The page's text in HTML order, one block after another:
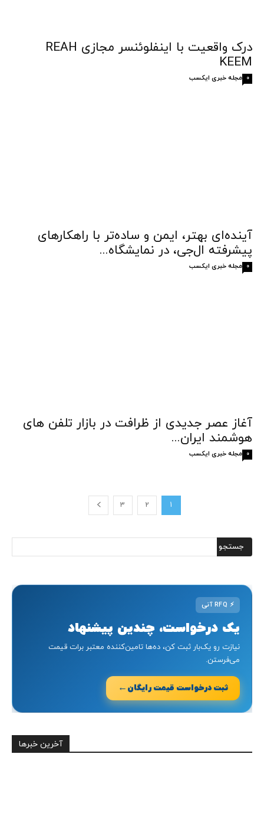
درک واقعیت با اینفلوئنسر مجازی REAH
KEEM
مجله خبری ایکسب 0
آینده‌ای بهتر، ایمن و ساده‌تر با راهکارهای
پیشرفته ال‌جی، در نمایشگاه...
مجله خبری ایکسب 0
آغاز عصر جدیدی از ظرافت در بازار تلفن های
هوشمند ایران...
مجله خبری ایکسب 0
1
2
3
⚡
یک درخواست، چندین پیشنهاد
نیازت رو یک‌بار ثبت کن، ده‌ها تامین‌کننده معتبر برات قیمت
می‌فرستن.
ثبت درخواست قیمت رایگان ←
آخرین خبرها